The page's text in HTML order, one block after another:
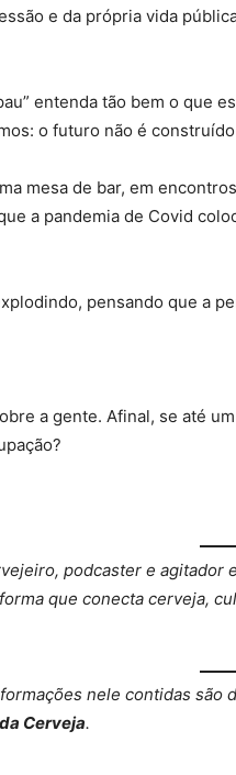
e da própria vida
entenda tão bem o que
o futuro não é
mesa de bar, em
a pandemia de Covid
pensando que a
a gente. Afinal, se até
podcaster e
que conecta cerveja,
nele contidas
Cerveja.